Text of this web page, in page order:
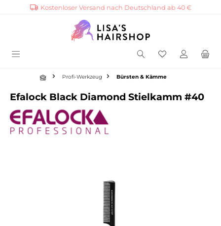
springen Kostenloser Versand nach Deutschland ab 40 €
Profi-Werkzeug Bürsten & Kämme
Efalock Black Diamond Stielkamm #40